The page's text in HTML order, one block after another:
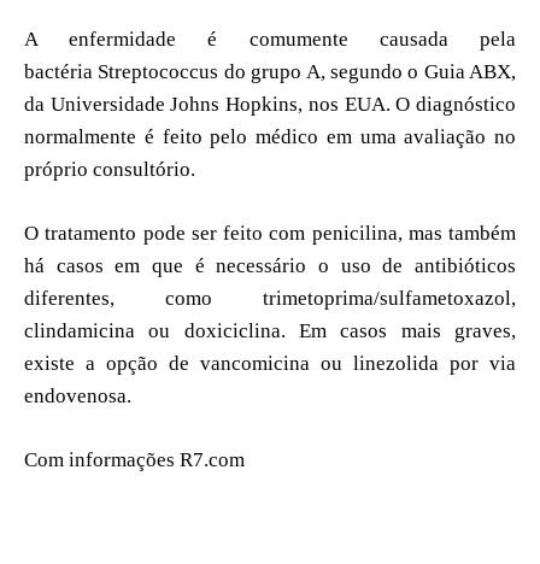
A enfermidade é comumente causada pela
bactéria Streptococcus do grupo A, segundo o Guia ABX,
da Universidade Johns Hopkins, nos EUA. O diagnóstico
normalmente é feito pelo médico em uma avaliação no
próprio consultório.
O tratamento pode ser feito com penicilina, mas também
há casos em que é necessário o uso de antibióticos
diferentes, como trimetoprima/sulfametoxazol,
clindamicina ou doxiciclina. Em casos mais graves,
existe a opção de vancomicina ou linezolida por via
endovenosa.
Com informações R7.com